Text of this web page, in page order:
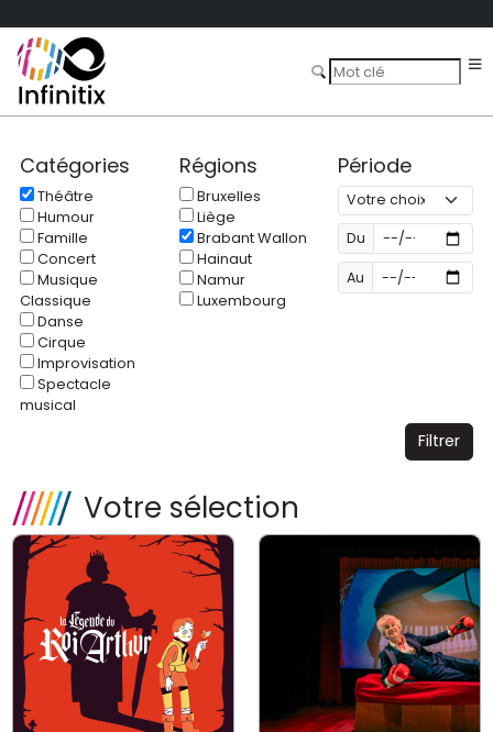
Catégories
Théâtre
Humour
Famille
Concert
Musique
Classique
Danse
Cirque
Improvisation
Spectacle
musical
Régions
Bruxelles
Liège
Brabant Wallon
Hainaut
Namur
Luxembourg
Période
Du
Au
Filtrer
Votre sélection